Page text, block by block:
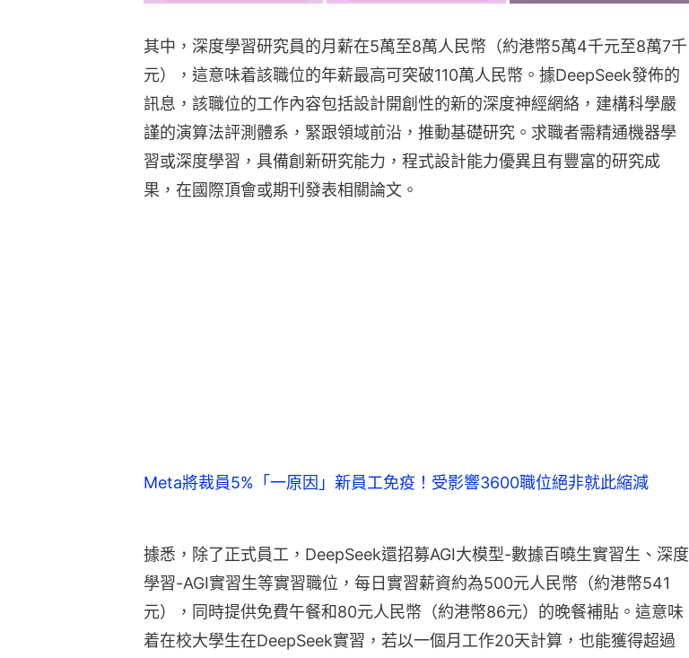
其中，深度學習研究員的月薪在5萬至8萬人民幣（約港幣5萬4千元至8萬7千
元），這意味着該職位的年薪最高可突破110萬人民幣。據DeepSeek發佈的
訊息，該職位的工作內容包括設計開創性的新的深度神經網絡，建構科學嚴
謹的演算法評測體系，緊跟領域前沿，推動基礎研究。求職者需精通機器學
習或深度學習，具備創新研究能力，程式設計能力優異且有豐富的研究成
果，在國際頂會或期刊發表相關論文。
Meta將裁員5%「一原因」新員工免疫！受影響3600職位絕非就此縮減
據悉，除了正式員工，DeepSeek還招募AGI大模型-數據百曉生實習生、深度
學習-AGI實習生等實習職位，每日實習薪資約為500元人民幣（約港幣541
元），同時提供免費午餐和80元人民幣（約港幣86元）的晚餐補貼。這意味
着在校大學生在DeepSeek實習，若以一個月工作20天計算，也能獲得超過